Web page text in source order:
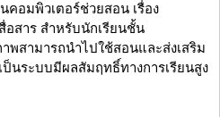
คอมพิวเตอร์ช่วยสอน เรื่อง
อสาร สำหรับนักเรียนชั้น
สามารถนำไปใช้สอนและส่งเสริม
ป็นระบบมีผลสัมฤทธิ์ทางการเรียนสูง